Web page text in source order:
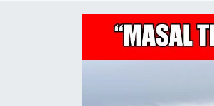
Haber Arşivi